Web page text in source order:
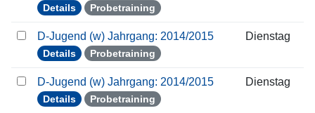
Details Probetraining
D-Jugend (w) Jahrgang: 2014/2015
Details Probetraining
Dienstag
D-Jugend (w) Jahrgang: 2014/2015
Details Probetraining
Dienstag